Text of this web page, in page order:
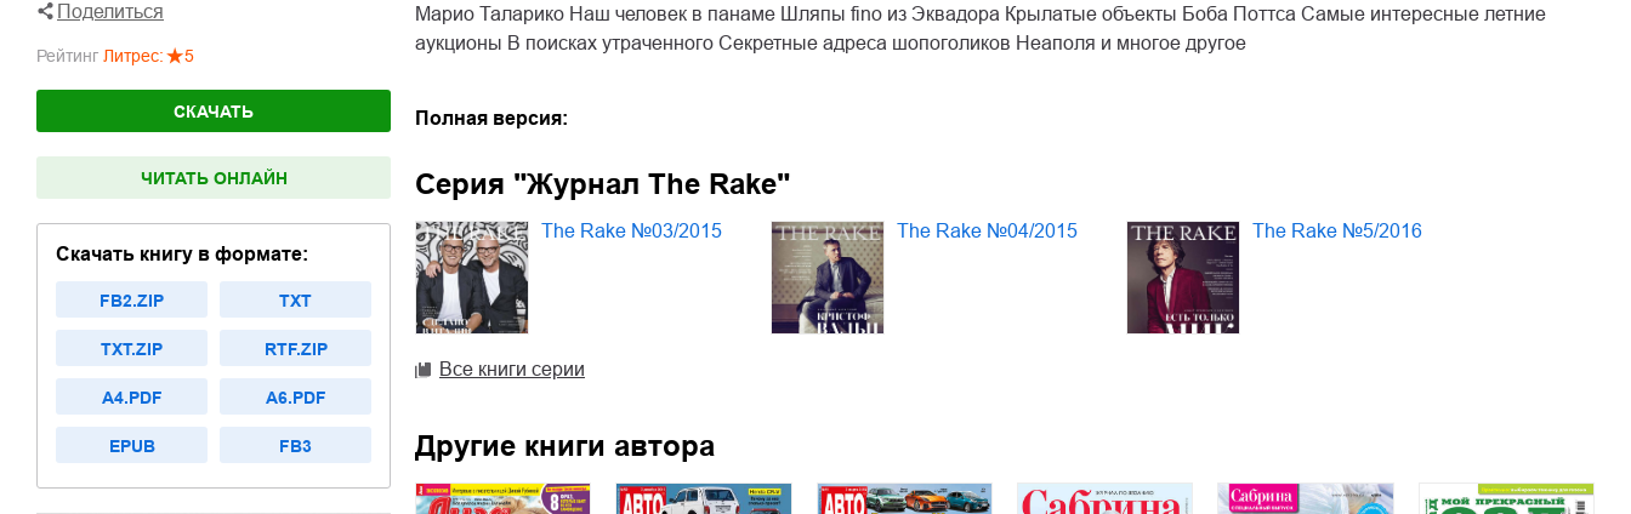
Поделиться
Рейтинг Литрес: 5
СКАЧАТЬ
ЧИТАТЬ ОНЛАЙН
Скачать книгу в формате:
FB2.ZIP TXT
TXT.ZIP RTF.ZIP
A4.PDF A6.PDF
EPUB FB3
Марио Таларико Наш человек в панаме Шляпы fino из Эквадора Крылатые объекты Боба Поттса Самые интересные летние
аукционы В поисках утраченного Секретные адреса шопоголиков Неаполя и многое другое
Полная версия:
Серия "Журнал The Rake"
The Rake №03/2015 The Rake №04/2015 The Rake №5/2016
Все книги серии
Другие книги автора